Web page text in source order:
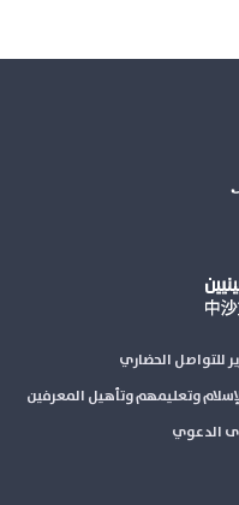
للتواصل الحضاري
وتعليمهم وتأهيل المعرفين
الدعوي